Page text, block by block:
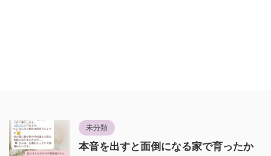
未分類
本音を出すと面倒になる家で育ったか